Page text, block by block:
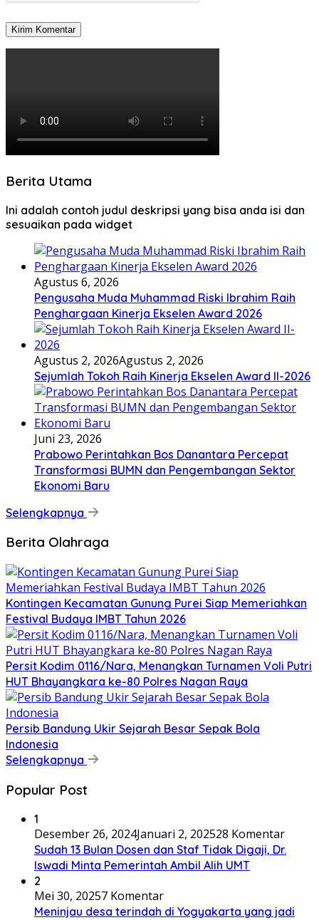
Berita Utama
Ini adalah contoh judul deskripsi yang bisa anda isi dan
sesuaikan pada widget
Agustus 6, 2026
Pengusaha Muda Muhammad Riski Ibrahim Raih
Penghargaan Kinerja Ekselen Award 2026
Agustus 2, 2026Agustus 2, 2026
Sejumlah Tokoh Raih Kinerja Ekselen Award II-2026
Juni 23, 2026
Prabowo Perintahkan Bos Danantara Percepat
Transformasi BUMN dan Pengembangan Sektor
Ekonomi Baru
Selengkapnya
Berita Olahraga
Kontingen Kecamatan Gunung Purei Siap Memeriahkan
Festival Budaya IMBT Tahun 2026
Persit Kodim 0116/Nara, Menangkan Turnamen Voli Putri
HUT Bhayangkara ke-80 Polres Nagan Raya
Persib Bandung Ukir Sejarah Besar Sepak Bola
Indonesia
Selengkapnya
Popular Post
1
Desember 26, 2024Januari 2, 202528 Komentar
Sudah 13 Bulan Dosen dan Staf Tidak Digaji, Dr.
Iswadi Minta Pemerintah Ambil Alih UMT
2
Mei 30, 20257 Komentar
Meninjau desa terindah di Yogyakarta yang jadi